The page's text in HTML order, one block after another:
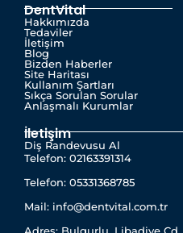
DentVital
Hakkımızda
Tedaviler
İletişim
Blog
Bizden Haberler
Site Haritası
Kullanım Şartları
Sıkça Sorulan Sorular
Anlaşmalı Kurumlar
İletişim
Diş Randevusu Al
Telefon: 02163391314
Telefon: 05331368785
Mail: info@dentvital.com.tr
Adres: Bulgurlu, Libadiye Cd.